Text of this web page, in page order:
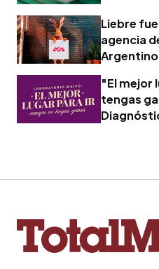
Liebre
agencia
Argentino
"El mejor
tengas